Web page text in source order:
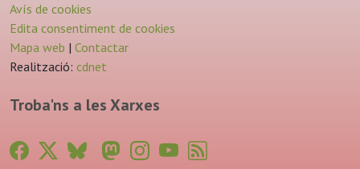
Avís de cookies
Edita consentiment de cookies
Mapa web | Contactar
Realització: cdnet
Troba'ns a les Xarxes